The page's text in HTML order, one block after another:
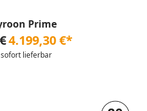
Prime
4.199,30 €*
lieferbar